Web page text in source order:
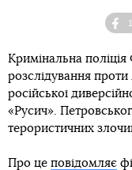
1
Кримінальна поліція
розслідування
російської
«Русич».
терористичних
Про це повідомляє